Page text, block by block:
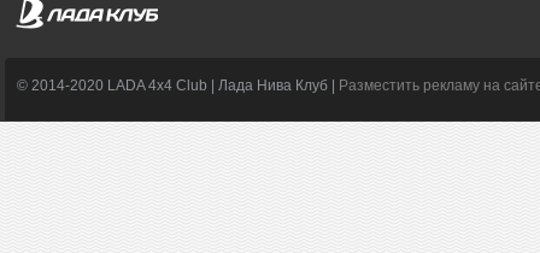
© 2014-2020 LADA 4x4 Club | Лада Нива Клуб | Разместить рекламу на